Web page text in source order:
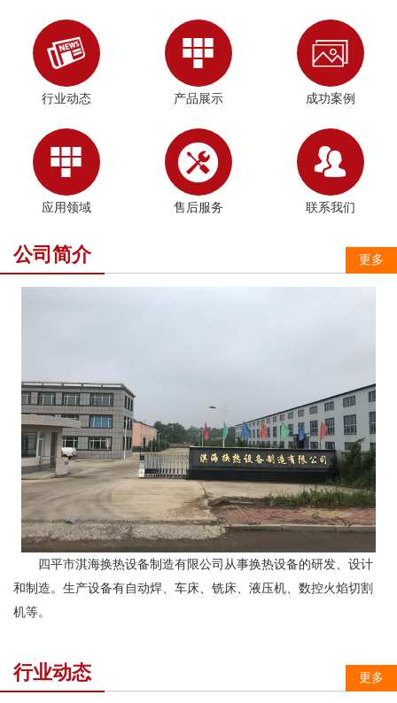

行业动态

产品展示

成功案例

应用领域

售后服务

联系我们
更多
公司简介
四平市淇海换热设备制造有限公司从事换热设备的研发、设计
和制造。生产设备有自动焊、车床、铣床、液压机、数控火焰切割
机等。
更多
行业动态